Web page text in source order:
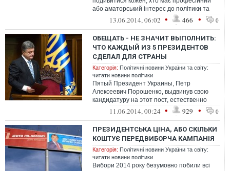
або аматорський інтерес до політики та
медіа. У західному крилі Біл...
13.06.2014, 06:02 • 466 • 0
ОБЕЩАТЬ - НЕ ЗНАЧИТ ВЫПОЛНИТЬ:
ЧТО КАЖДЫЙ ИЗ 5 ПРЕЗИДЕНТОВ
СДЕЛАЛ ДЛЯ СТРАНЫ
Категорія: Політичні новини України та світу:
читати новини політики
Пятый Президент Украины, Петр
Алексеевич Порошенко, выдвинув свою
кандидатуру на этот пост, естественно
подверг себя риску. Все дело в том, что
11.06.2014, 00:24 • 929 • 0
ПРЕЗИДЕНТСЬКА ЦІНА, АБО СКІЛЬКИ
КОШТУЄ ПЕРЕДВИБОРЧА КАМПАНІЯ
Категорія: Політичні новини України та світу:
читати новини політики
Вибори 2014 року безумовно побили всі